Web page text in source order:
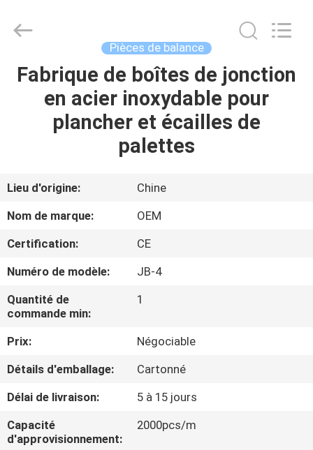
MAISON
VIDÉOS
À
PROPOS
DE
VISITE
DE
L'USINE
Co.,Limited.
Pièces de balance
Fabrique de boîtes de jonction
en acier inoxydable pour
plancher et écailles de
palettes
Lieu d'origine:
Chine
Nom de marque:
OEM
Certification:
CE
Numéro de modèle:
JB-4
Quantité de
commande min:
1
Prix:
Négociable
Détails d'emballage:
Cartonné
Délai de livraison:
5 à 15 jours
Capacité
d'approvisionnement:
2000pcs/m